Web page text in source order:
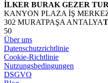
İLKER BURAK GEZER
KANYON PLAZA İŞ
302 MURATPAŞA ANTALYA
50
Über uns
Datenschutzrichtlinie
Cookie-Richtlinie
Nutzungsbedingungen
DSGVO